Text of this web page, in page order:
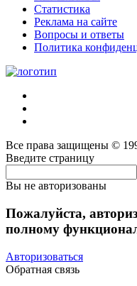
Статистика
Реклама на сайте
Вопросы и ответы
Политика
Все права защищены ©
Введите страницу
Вы не авторизованы
Пожалуйста,
полному
Авторизоваться
Обратная связь